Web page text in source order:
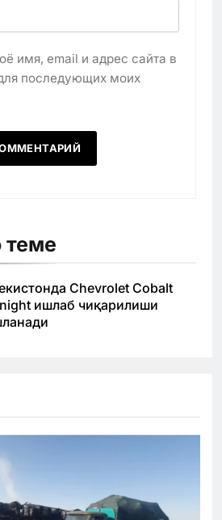
имя, email и адрес сайта в
последующих моих
теме
Chevrolet Cobalt
ишлаб чиқарилиши